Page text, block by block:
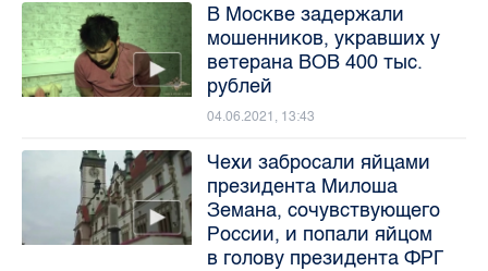
В Москве задержали
мошенников, укравших у
ветерана ВОВ 400 тыс.
рублей
04.06.2021, 13:43
Чехи забросали яйцами
президента Милоша
Земана, сочувствующего
России, и попали яйцом
в голову президента ФРГ